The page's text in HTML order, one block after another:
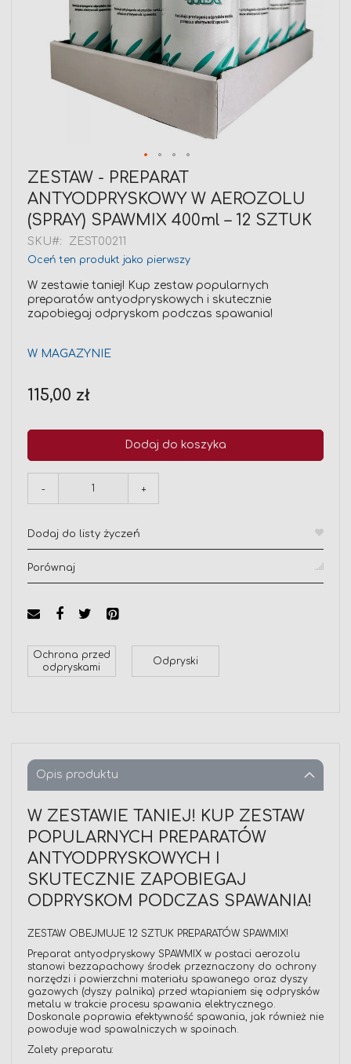
Przejdź
na
początek
galerii
ZESTAW - PREPARAT
ANTYODPRYSKOWY W AEROZOLU
(SPRAY) SPAWMIX 400ml – 12 SZTUK
SKU ZEST00211
Oceń ten produkt jako pierwszy
W zestawie taniej! Kup zestaw popularnych
preparatów antyodpryskowych i skutecznie
zapobiegaj odpryskom podczas spawania!
W MAGAZYNIE
115,00 zł
Dodaj do koszyka
- +
Dodaj do listy życzeń
Porównaj
Ochrona przed
odpryskami
Odpryski
Opis produktu
W ZESTAWIE TANIEJ! KUP ZESTAW
POPULARNYCH PREPARATÓW
ANTYODPRYSKOWYCH I
SKUTECZNIE ZAPOBIEGAJ
ODPRYSKOM PODCZAS SPAWANIA!
ZESTAW OBEJMUJE 12 SZTUK PREPARATÓW SPAWMIX!
Preparat antyodpryskowy SPAWMIX w postaci aerozolu
stanowi bezzapachowy środek przeznaczony do ochrony
narzędzi i powierzchni materiału spawanego oraz dyszy
gazowych (dyszy palnika) przed wtapianiem się odprysków
metalu w trakcie procesu spawania elektrycznego.
Doskonale poprawia efektywność spawania, jak również nie
powoduje wad spawalniczych w spoinach.
Zalety preparatu: